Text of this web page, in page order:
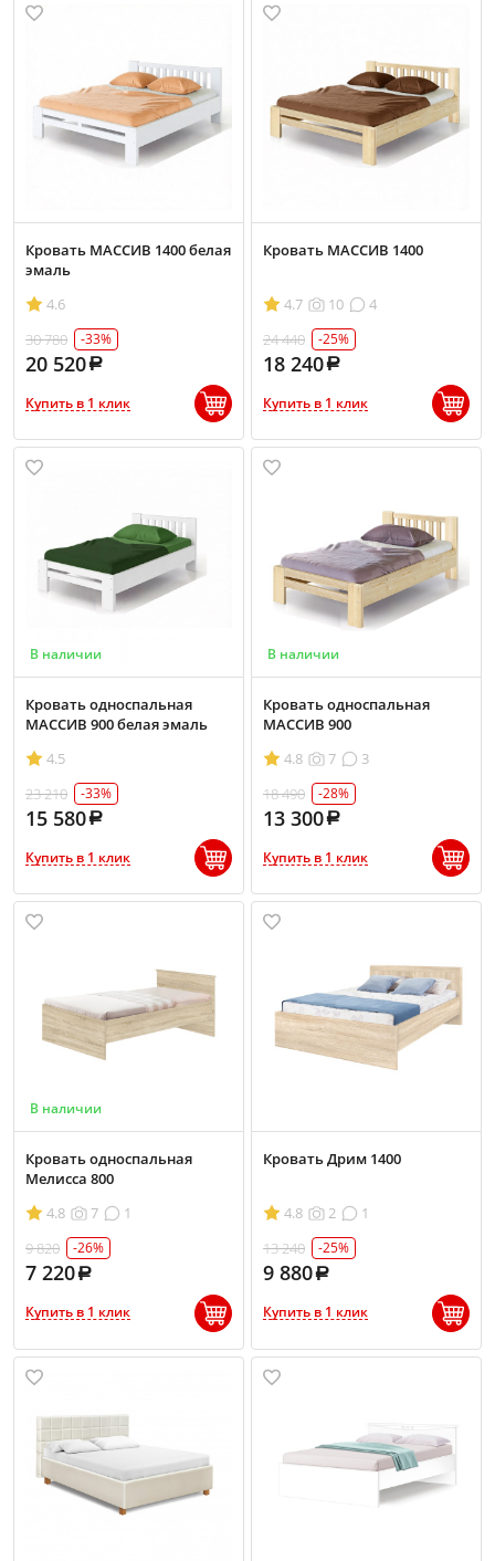
Кровать МАССИВ 1400 белая
эмаль
4.6
30 780
-33%
20 520
Купить в 1 клик
Кровать МАССИВ 1400
4.7 10
4
24 440
-25%
18 240
Купить в 1 клик
В наличии
Кровать односпальная
МАССИВ 900 белая эмаль
4.5
23 210
-33%
15 580
Купить в 1 клик
В наличии
Кровать односпальная
МАССИВ 900
4.8
7
3
18 490
-28%
13 300
Купить в 1 клик
В наличии
Кровать односпальная
Мелисса 800
4.8
7
1
9 820
-26%
7 220
Купить в 1 клик
Кровать Дрим 1400
4.8 2
1
13 240
-25%
9 880
Купить в 1 клик